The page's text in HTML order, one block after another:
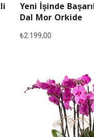
Yeni İşinde
Dal Mor Orkide
₺2.199,00